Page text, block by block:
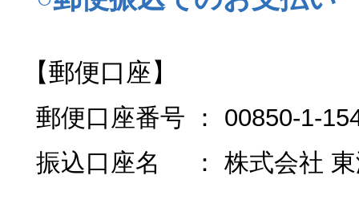
【郵便口座】
郵便口座番号 ： 00850-1-
振込口座名 ： 株式会社 東